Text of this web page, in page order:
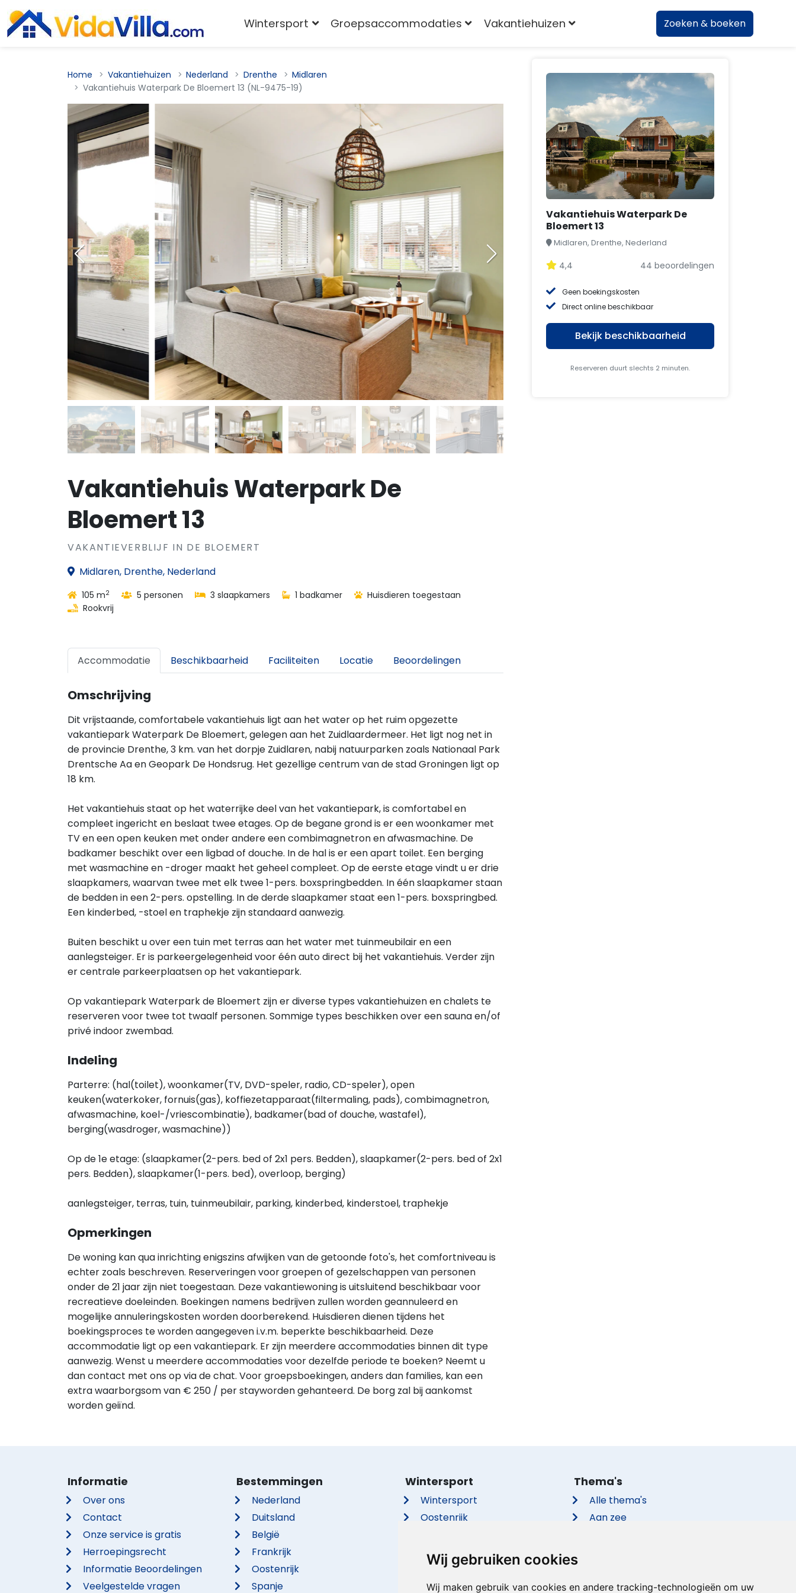
Wij gebruiken cookies
Wij maken gebruik van cookies en andere tracking-technologieën om uw
Home Vakantiehuizen Nederland Drenthe
Midlaren
Vakantiehuis Waterpark De Bloemert 13 (NL-9475-19)
Vakantiehuis Waterpark De
Bloemert 13
VAKANTIEVERBLIJF IN DE BLOEMERT
Midlaren, Drenthe, Nederland
105 m2 5 personen 3 slaapkamers 1 badkamer
Huisdieren toegestaan
Rookvrij
Accommodatie Beschikbaarheid Faciliteiten Locatie Beoordelingen
Omschrijving
Dit vrijstaande, comfortabele vakantiehuis ligt aan het water op het ruim opgezette
vakantiepark Waterpark De Bloemert, gelegen aan het Zuidlaardermeer. Het ligt nog net in
de provincie Drenthe, 3 km. van het dorpje Zuidlaren, nabij natuurparken zoals Nationaal Park
Drentsche Aa en Geopark De Hondsrug. Het gezellige centrum van de stad Groningen ligt op
18 km.
Het vakantiehuis staat op het waterrijke deel van het vakantiepark, is comfortabel en
compleet ingericht en beslaat twee etages. Op de begane grond is er een woonkamer met
TV en een open keuken met onder andere een combimagnetron en afwasmachine. De
badkamer beschikt over een ligbad of douche. In de hal is er een apart toilet. Een berging
met wasmachine en -droger maakt het geheel compleet. Op de eerste etage vindt u er drie
slaapkamers, waarvan twee met elk twee 1-pers. boxspringbedden. In één slaapkamer staan
de bedden in een 2-pers. opstelling. In de derde slaapkamer staat een 1-pers. boxspringbed.
Een kinderbed, -stoel en traphekje zijn standaard aanwezig.
Buiten beschikt u over een tuin met terras aan het water met tuinmeubilair en een
aanlegsteiger. Er is parkeergelegenheid voor één auto direct bij het vakantiehuis. Verder zijn
er centrale parkeerplaatsen op het vakantiepark.
Op vakantiepark Waterpark de Bloemert zijn er diverse types vakantiehuizen en chalets te
reserveren voor twee tot twaalf personen. Sommige types beschikken over een sauna en/of
privé indoor zwembad.
Indeling
Parterre: (hal(toilet), woonkamer(TV, DVD-speler, radio, CD-speler), open
keuken(waterkoker, fornuis(gas), koffiezetapparaat(filtermaling, pads), combimagnetron,
afwasmachine, koel-/vriescombinatie), badkamer(bad of douche, wastafel),
berging(wasdroger, wasmachine))
Op de 1e etage: (slaapkamer(2-pers. bed of 2x1 pers. Bedden), slaapkamer(2-pers. bed of 2x1
pers. Bedden), slaapkamer(1-pers. bed), overloop, berging)
aanlegsteiger, terras, tuin, tuinmeubilair, parking, kinderbed, kinderstoel, traphekje
Opmerkingen
De woning kan qua inrichting enigszins afwijken van de getoonde foto's, het comfortniveau is
echter zoals beschreven. Reserveringen voor groepen of gezelschappen van personen
onder de 21 jaar zijn niet toegestaan. Deze vakantiewoning is uitsluitend beschikbaar voor
recreatieve doeleinden. Boekingen namens bedrijven zullen worden geannuleerd en
mogelijke annuleringskosten worden doorberekend. Huisdieren dienen tijdens het
boekingsproces te worden aangegeven i.v.m. beperkte beschikbaarheid. Deze
accommodatie ligt op een vakantiepark. Er zijn meerdere accommodaties binnen dit type
aanwezig. Wenst u meerdere accommodaties voor dezelfde periode te boeken? Neemt u
dan contact met ons op via de chat. Voor groepsboekingen, anders dan families, kan een
extra waarborgsom van € 250 / per stayworden gehanteerd. De borg zal bij aankomst
worden geiïnd.
Vakantiehuis Waterpark De
Bloemert 13
Midlaren, Drenthe, Nederland
4,4 44 beoordelingen
Geen boekingskosten
Direct online beschikbaar
Bekijk beschikbaarheid
Reserveren duurt slechts 2 minuten.
Informatie
Over ons
Contact
Onze service is gratis
Herroepingsrecht
Informatie Beoordelingen
Veelgestelde vragen
Bestemmingen
Nederland
Duitsland
België
Frankrijk
Oostenrijk
Spanje
Wintersport
Wintersport
Oostenrijk
Italië
Duitsland
Zwitserland
Thema's
Alle thema's
Aan zee
Met privé zwembad
Wintersport Groepsaccommodaties Vakantiehuizen Zoeken & boeken